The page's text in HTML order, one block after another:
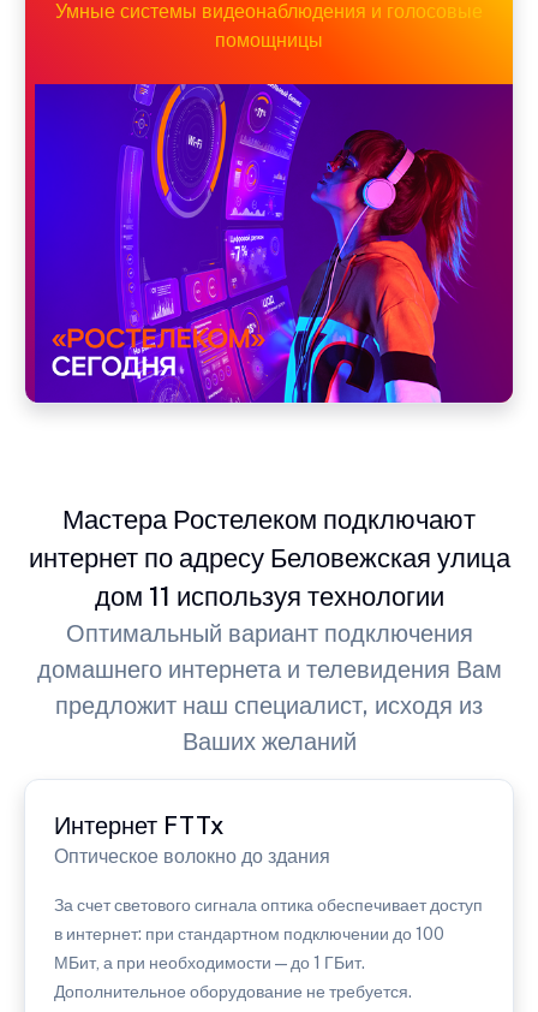
Умные системы видеонаблюдения и голосовые
помощницы
Мастера Ростелеком подключают
интернет по адресу Беловежская улица
дом 11 используя технологии
Оптимальный вариант подключения
домашнего интернета и телевидения Вам
предложит наш специалист, исходя из
Ваших желаний
Интернет FTTx
Оптическое волокно до здания
За счет светового сигнала оптика обеспечивает доступ
в интернет: при стандартном подключении до 100
МБит, а при необходимости — до 1 ГБит.
Дополнительное оборудование не требуется.